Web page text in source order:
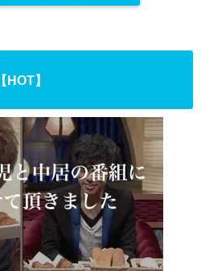
【HOT】